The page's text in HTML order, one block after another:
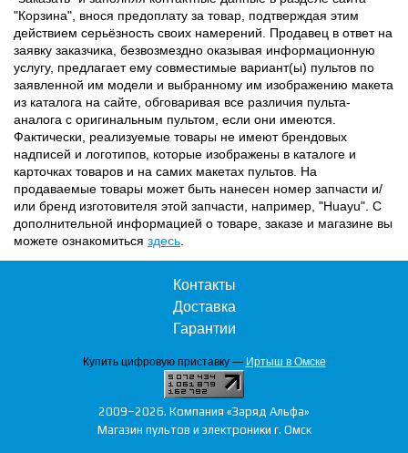
"Корзина", внося предоплату за товар, подтверждая этим
действием серьёзность своих намерений. Продавец в ответ на
заявку заказчика, безвозмездно оказывая информационную
услугу, предлагает ему совместимые вариант(ы) пультов по
заявленной им модели и выбранному им изображению макета
из каталога на сайте, обговаривая все различия пульта-
аналога с оригинальным пультом, если они имеются.
Фактически, реализуемые товары не имеют брендовых
надписей и логотипов, которые изображены в каталоге и
карточках товаров и на самих макетах пультов. На
продаваемые товары может быть нанесен номер запчасти и/
или бренд изготовителя этой запчасти, например, "Huayu". С
дополнительной информацией о товаре, заказе и магазине вы
можете ознакомиться здесь
Контакты
Доставка
Гарантии
2009–2026. Компания «Заряд Альфа»
Магазин пультов и электроники г. Омск
Купить цифровую приставку — Иртыш в Омске